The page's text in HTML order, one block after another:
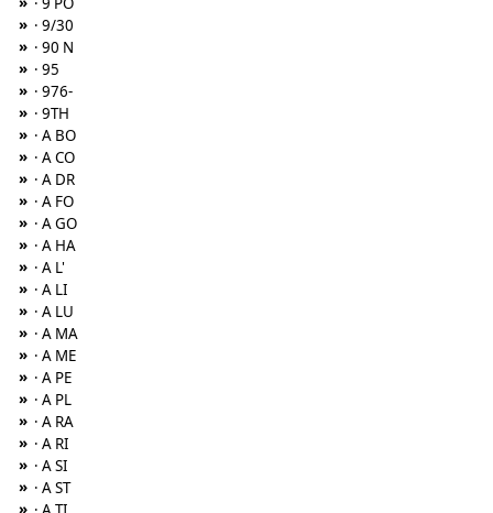
» · 9/30
» · 90 N
» · 95
» · 976-
» · 9TH
» · A BO
» · A CO
» · A DR
» · A FO
» · A GO
» · A HA
» · A L'
» · A LI
» · A LU
» · A MA
» · A ME
» · A PE
» · A PL
» · A RA
» · A RI
» · A SI
» · A ST
»